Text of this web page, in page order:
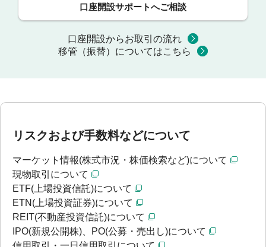
口座開設サポートへご相談
口座開設からお取引の流れ
移管（振替）についてはこちら
リスクおよび手数料などについて
マーケット情報(株式市況・株価検索など)について
現物取引について
ETF(上場投資信託)について
ETN(上場投資証券)について
REIT(不動産投資信託)について
IPO(新規公開株)、PO(公募・売出し)について